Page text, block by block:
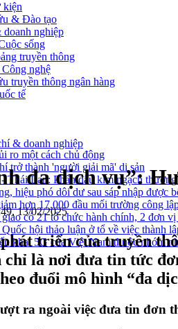
kiện
& Đào tạo
nghiệp
sống
truyền thông
nghệ
truyền thông ngân hàng
tế
ro một cách chủ động
trở thành 'người giải mã' di sản
Thái Lan: Phấn đấu kim ngạch
hiệu phó dôi dư sau sáp nhập được
hơn 17.000 đầu mối trường công
có 21 tổ chức hành chính, 2 đơn
hội thảo luận ở tổ về việc thành
khai 5G của Việt Nam thuộc nhóm
& doanh nghiệp
đa dịch vụ”:
13/02/2025
triển của truyền
chỉ là nơi đưa tin tức
đuổi mô hình “đa
ra ngoài việc đưa tin đơn